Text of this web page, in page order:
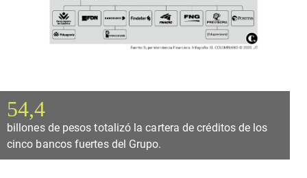
54,4
billones de pesos totalizó la cartera de créditos de los
cinco bancos fuertes del Grupo.